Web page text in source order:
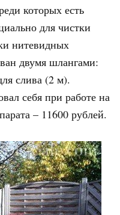
которых есть
для чистки
нитевидных
двумя шлангами:
слива (2 м).
себя при работе на
– 11600 рублей.